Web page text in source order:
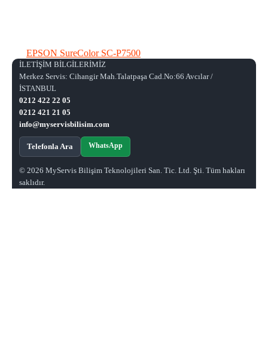
EPSON SureColor SC-P7500
İLETİŞİM BİLGİLERİMİZ
Merkez Servis: Cihangir Mah.Talatpaşa Cad.No:66 Avcılar /
İSTANBUL
0212 422 22 05
0212 421 21 05
info@myservisbilisim.com
Telefonla Ara WhatsApp
© 2026 MyServis Bilişim Teknolojileri San. Tic. Ltd. Şti. Tüm hakları
saklıdır.